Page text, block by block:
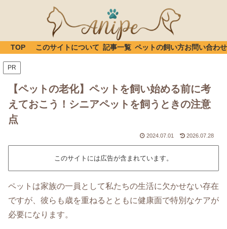
TOP このサイトについて 記事一覧 ペットの飼い方お問い合わせ
PR
【ペットの老化】ペットを飼い始める前に考
えておこう！シニアペットを飼うときの注意
点
2024.07.01 2026.07.28
このサイトには広告が含まれています。
ペットは家族の一員として私たちの生活に欠かせない存在
ですが、彼らも歳を重ねるとともに健康面で特別なケアが
必要になります。